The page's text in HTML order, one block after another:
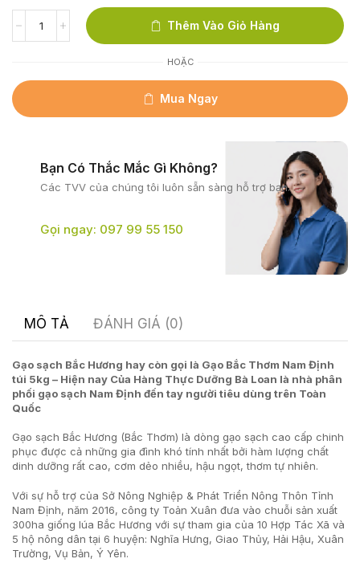
Thêm Vào Giỏ Hàng
HOẶC
Mua Ngay
Bạn Có Thắc Mắc Gì Không?
Các TVV của chúng tôi luôn sẵn sàng hỗ trợ bạn.
Gọi ngay: 097 99 55 150
MÔ TẢ ĐÁNH GIÁ (0)
Gạo sạch Bắc Hương hay còn gọi là Gạo Bắc Thơm Nam Định
túi 5kg – Hiện nay Của Hàng Thực Dưỡng Bà Loan là nhà phân
phối gạo sạch Nam Định đến tay người tiêu dùng trên Toàn
Quốc
Gạo sạch Bắc Hương (Bắc Thơm) là dòng gạo sạch cao cấp chinh
phục được cả những gia đình khó tính nhất bởi hàm lượng chất
dinh dưỡng rất cao, cơm dẻo nhiều, hậu ngọt, thơm tự nhiên.
Với sự hỗ trợ của Sở Nông Nghiệp & Phát Triển Nông Thôn Tỉnh
Nam Định, năm 2016, công ty Toản Xuân đưa vào chuỗi sản xuất
300ha giống lúa Bắc Hương với sự tham gia của 10 Hợp Tác Xã và
5 hộ nông dân tại 6 huyện: Nghĩa Hưng, Giao Thủy, Hải Hậu, Xuân
Trường, Vụ Bản, Ý Yên.